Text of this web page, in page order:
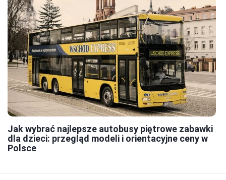
Jak wybrać najlepsze autobusy piętrowe zabawki
dla dzieci: przegląd modeli i orientacyjne ceny w
Polsce